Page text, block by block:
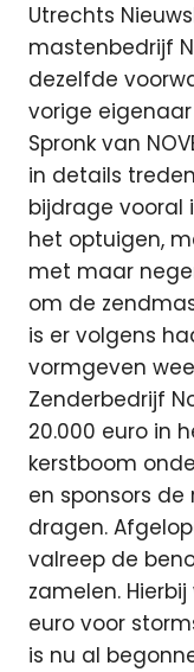
Utrechts
mastenbedrijf
dezelfde
vorige
Spronk van
in details
bijdrage vooral
het optuigen,
met maar
om de
is er volgens
vormgeven
Zenderbedrijf
20.000 euro in
kerstboom
en sponsors
dragen.
valreep de
zamelen.
euro voor
is nu al